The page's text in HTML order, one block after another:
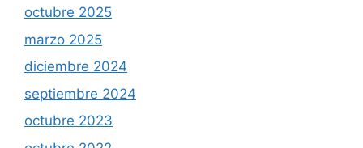
octubre 2025
marzo 2025
diciembre 2024
septiembre 2024
octubre 2023